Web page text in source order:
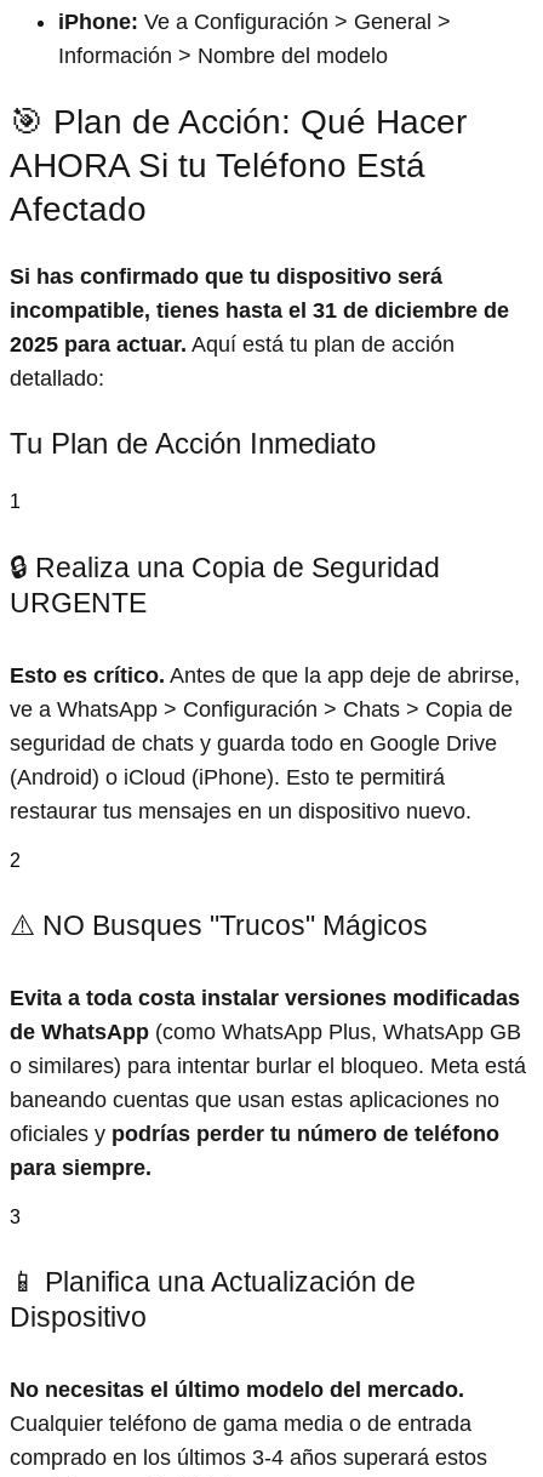
iPhone: Ve a Configuración > General >
Información > Nombre del modelo
🎯 Plan de Acción: Qué Hacer
AHORA Si tu Teléfono Está
Afectado
Si has confirmado que tu dispositivo será
incompatible, tienes hasta el 31 de diciembre de
2025 para actuar. Aquí está tu plan de acción
detallado:
Tu Plan de Acción Inmediato
1
🔒 Realiza una Copia de Seguridad
URGENTE
Esto es crítico. Antes de que la app deje de abrirse,
ve a WhatsApp > Configuración > Chats > Copia de
seguridad de chats y guarda todo en Google Drive
(Android) o iCloud (iPhone). Esto te permitirá
restaurar tus mensajes en un dispositivo nuevo.
2
⚠️ NO Busques "Trucos" Mágicos
Evita a toda costa instalar versiones modificadas
de WhatsApp (como WhatsApp Plus, WhatsApp GB
o similares) para intentar burlar el bloqueo. Meta está
baneando cuentas que usan estas aplicaciones no
oficiales y podrías perder tu número de teléfono
para siempre.
3
📱 Planifica una Actualización de
Dispositivo
No necesitas el último modelo del mercado.
Cualquier teléfono de gama media o de entrada
comprado en los últimos 3-4 años superará estos